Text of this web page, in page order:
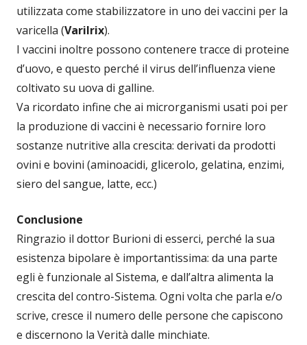
utilizzata come stabilizzatore in uno dei vaccini per la
varicella (Varilrix).
I vaccini inoltre possono contenere tracce di proteine
d’uovo, e questo perché il virus dell’influenza viene
coltivato su uova di galline.
Va ricordato infine che ai microrganismi usati poi per
la produzione di vaccini è necessario fornire loro
sostanze nutritive alla crescita: derivati da prodotti
ovini e bovini (aminoacidi, glicerolo, gelatina, enzimi,
siero del sangue, latte, ecc.)
Conclusione
Ringrazio il dottor Burioni di esserci, perché la sua
esistenza bipolare è importantissima: da una parte
egli è funzionale al Sistema, e dall’altra alimenta la
crescita del contro-Sistema. Ogni volta che parla e/o
scrive, cresce il numero delle persone che capiscono
e discernono la Verità dalle minchiate.